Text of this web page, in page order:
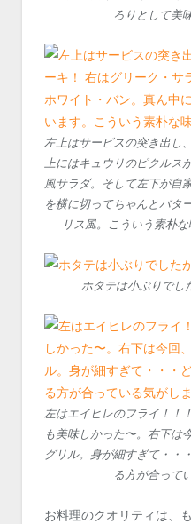
ろりとして美
左上はサービスの突き出し
上にはキュウリのピクルス
風サラダ。そして左下が自
を横に切ってちゃんとバタ
リス風。こういう素朴
ホタテは小ぶりでし
左はエイヒレのフライ！
も美味しかった〜。右下は
グリル。身が細すぎて・・
る方が合って
お料理のクオリティは、